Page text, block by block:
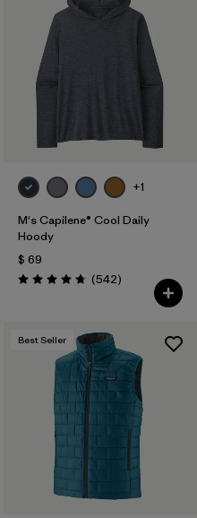
+1
M's Capilene® Cool Daily
Hoody
$ 69
Valoración: 4.8 / 5
(542Comentarios
)
Best Seller